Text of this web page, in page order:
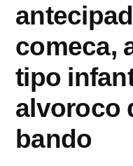
comeca,
tipo
alvoroco
bando